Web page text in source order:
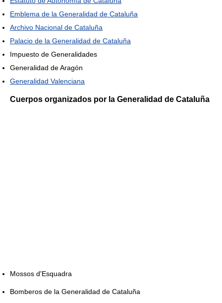
Emblema de la Generalidad de Cataluña
Archivo Nacional de Cataluña
Palacio de la Generalidad de Cataluña
Impuesto de Generalidades
Generalidad de Aragón
Generalidad Valenciana
Cuerpos organizados por la Generalidad de Cataluña
Mossos d'Esquadra
Bomberos de la Generalidad de Cataluña